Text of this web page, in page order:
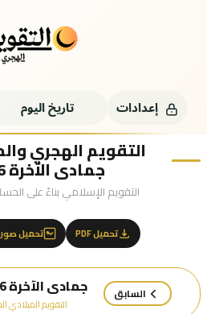
إعدادات تاريخ اليوم
التقويم الهجري
جمادى الآخرة 1316 هـ
التقويم الإسلامي بناءً على
تحميل PDF تحميل
السابق جمادى الآخرة 1316 هـ
التقويم الميلادي